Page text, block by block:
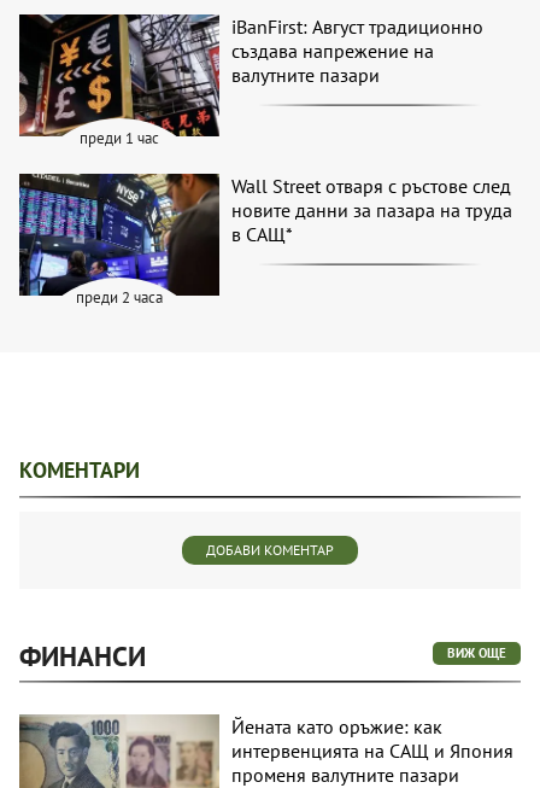
преди 1 час
iBanFirst: Август традиционно
създава напрежение на
валутните пазари
преди 2 часа
Wall Street отваря с ръстове след
новите данни за пазара на труда
в САЩ*
КОМЕНТАРИ
ДОБАВИ КОМЕНТАР
ФИНАНСИ ВИЖ ОЩЕ
Йената като оръжие: как
интервенцията на САЩ и Япония
променя валутните пазари